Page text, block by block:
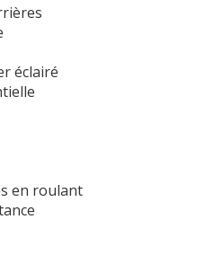
éclairé
en roulant